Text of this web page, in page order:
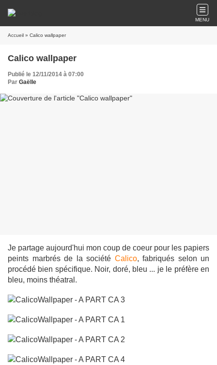
MENU
Accueil » Calico wallpaper
Calico wallpaper
Publié le 12/11/2014 à 07:00
Par Gaëlle
Je partage aujourd'hui mon coup de coeur pour les papiers
peints marbrés de la société Calico, fabriqués selon un
procédé bien spécifique. Noir, doré, bleu ... je le préfère en
bleu, moins théatral.